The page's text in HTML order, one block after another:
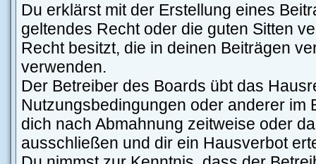
Du erklärst mit der Erstellung eines
geltendes Recht oder die guten Sitten
Recht besitzt, die in deinen Beiträgen
verwenden.
Der Betreiber des Boards übt das
Nutzungsbedingungen oder anderer im
dich nach Abmahnung zeitweise oder
ausschließen und dir ein Hausverbot